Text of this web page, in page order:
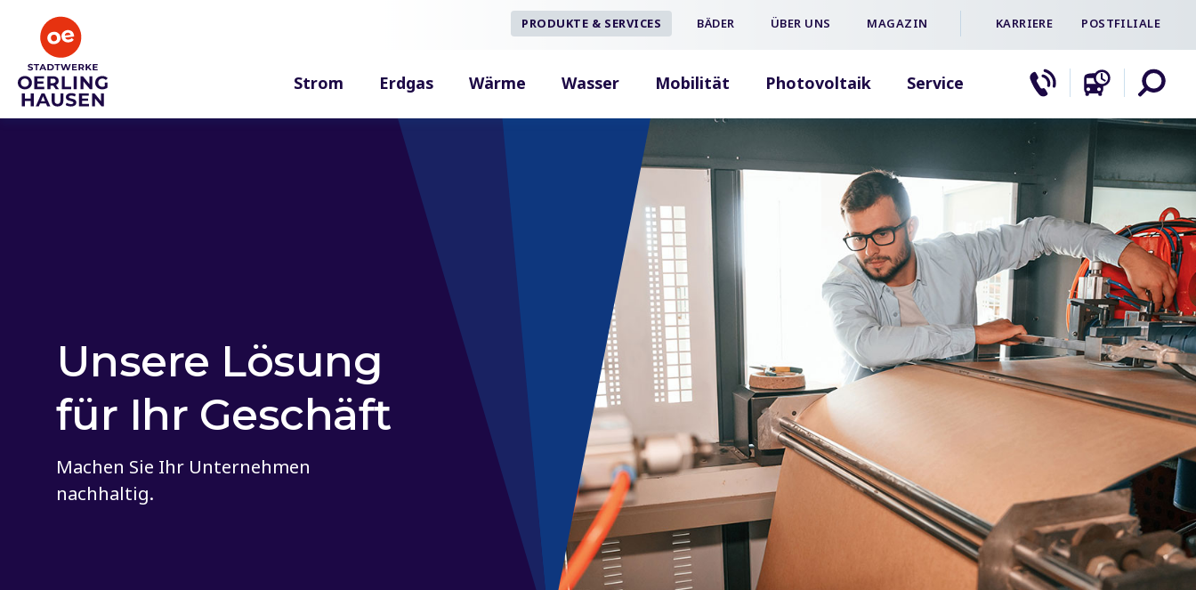
PRODUKTE & SERVICES BÄDER ÜBER UNS MAGAZIN KARRIERE POSTFILIALE
Strom Erdgas Wärme Wasser Mobilität Photovoltaik Service
Unsere Lösung
für Ihr Geschäft
Machen Sie Ihr Unternehmen
nachhaltig.